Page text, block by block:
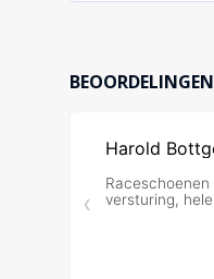
BEOORDELINGEN